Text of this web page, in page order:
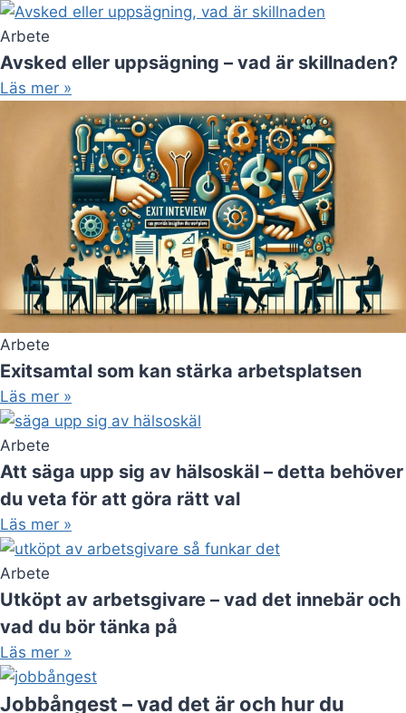
Arbete
Avsked eller uppsägning – vad är skillnaden?
Läs mer »
Arbete
Exitsamtal som kan stärka arbetsplatsen
Läs mer »
Arbete
Att säga upp sig av hälsoskäl – detta behöver
du veta för att göra rätt val
Läs mer »
Arbete
Utköpt av arbetsgivare – vad det innebär och
vad du bör tänka på
Läs mer »
Jobbångest – vad det är och hur du